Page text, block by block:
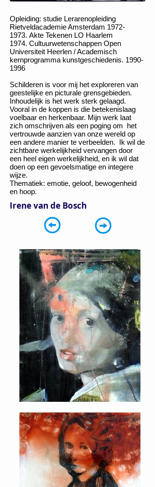
Opleiding: studie Lerarenopleiding
Rietveldacademie Amsterdam 1972-
1973. Akte Tekenen LO Haarlem
1974. Cultuurwetenschappen Open
Universiteit Heerlen / Academisch
kernprogramma kunstgeschiedenis. 1990-
1996
Schilderen is voor mij het exploreren van
geestelijke en picturale grensgebieden.
Inhoudelijk is het werk sterk gelaagd.
Vooral in de koppen is die betekenislaag
voelbaar en herkenbaar. Mijn werk laat
zich omschrijven als een poging om het
vertrouwde aanzien van onze wereld op
een andere manier te verbeelden. Ik wil de
zichtbare werkelijkheid vervangen door
een heel eigen werkelijkheid, en ik wil dat
doen op een gevoelsmatige en integere
wijze.
Thematiek: emotie, geloof, bewogenheid
en hoop.
Irene van de Bosch